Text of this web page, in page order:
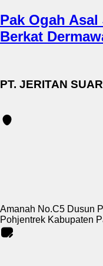
Pak Ogah
Berkat
PT. JERITAN
Amanah No.C5 Dusun
Pohjentrek Kabupaten